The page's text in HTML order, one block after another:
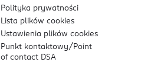
Polityka prywatności
Lista plikówcookies
Ustawienia plikówcookies
Punkt kontaktowy/ Point
of contact DSA